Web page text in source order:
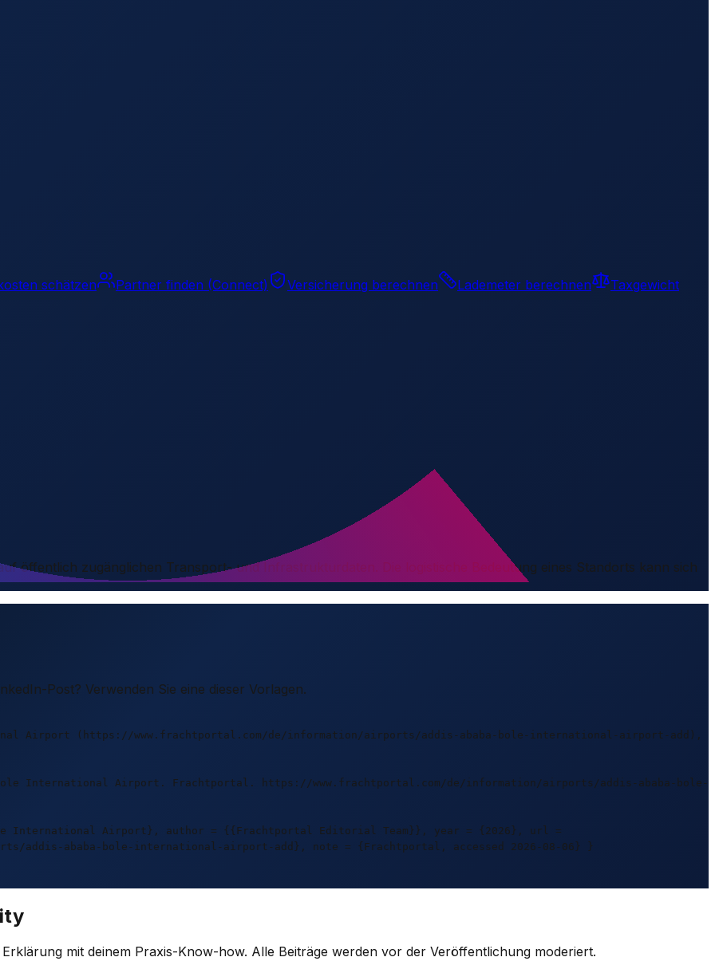
schätzen Partner finden (Connect) Versicherung berechnen Lademeter berechnen Taxgewicht
öffentlich zugänglichen Transport- und Infrastrukturdaten. Die logistische Bedeutung eines Standorts kann sich
Post? Verwenden Sie eine dieser Vorlagen.
Airport (https://www.frachtportal.com/de/information/airports/addis-ababa-bole-international-airport-add),
International Airport. Frachtportal. https://www.frachtportal.com/de/information/airports/addis-ababa-bole-
International Airport}, author = {{Frachtportal Editorial Team}}, year = {2026}, url =
addis-ababa-bole-international-airport-add}, note = {Frachtportal, accessed 2026-08-06} }
mit deinem Praxis-Know-how. Alle Beiträge werden vor der Veröffentlichung moderiert.